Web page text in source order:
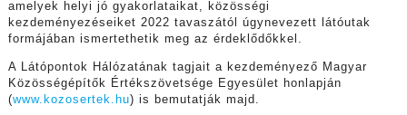
amelyek helyi jó gyakorlataikat, közösségi
kezdeményezéseiket 2022 tavaszától úgynevezett látóutak
formájában ismertethetik meg az érdeklődőkkel.
A Látópontok Hálózatának tagjait a kezdeményező Magyar
Közösségépítők Értékszövetsége Egyesület honlapján
(www.kozosertek.hu) is bemutatják majd.